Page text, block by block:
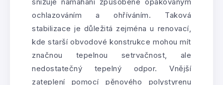
snižuje namáhání způsobené opakovaným
ochlazováním a ohříváním. Taková
stabilizace je důležitá zejména u renovací,
kde starší obvodové konstrukce mohou mít
značnou tepelnou setrvačnost, ale
nedostatečný tepelný odpor. Vnější
zateplení pomocí pěnového polystyrenu